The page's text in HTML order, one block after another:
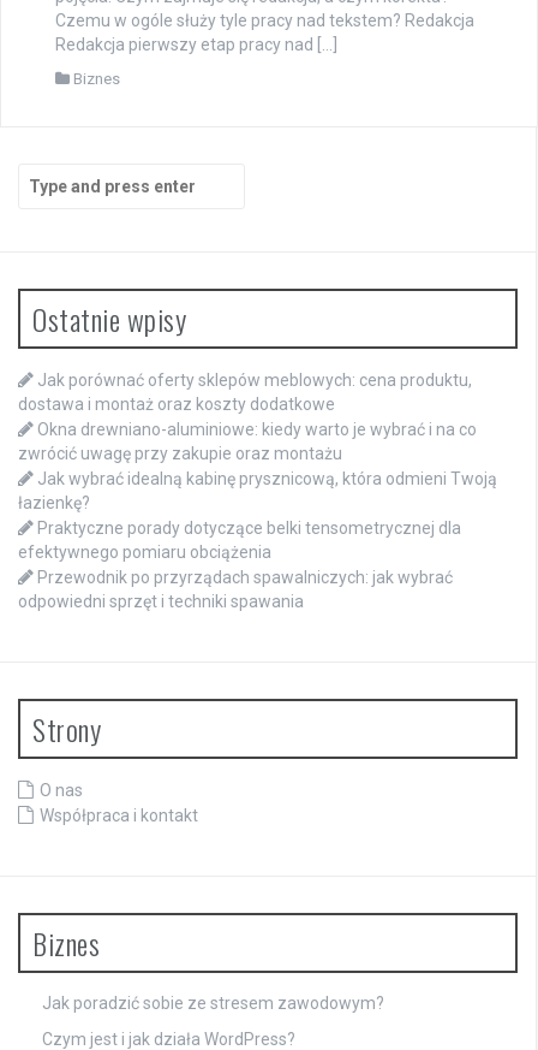
Czemu w ogóle służy tyle pracy nad tekstem? Redakcja
Redakcja pierwszy etap pracy nad […]
Biznes
for:
Ostatnie wpisy
Jak porównać oferty sklepów meblowych: cena produktu,
dostawa i montaż oraz koszty dodatkowe
Okna drewniano-aluminiowe: kiedy warto je wybrać i na co
zwrócić uwagę przy zakupie oraz montażu
Jak wybrać idealną kabinę prysznicową, która odmieni Twoją
łazienkę?
Praktyczne porady dotyczące belki tensometrycznej dla
efektywnego pomiaru obciążenia
Przewodnik po przyrządach spawalniczych: jak wybrać
odpowiedni sprzęt i techniki spawania
Strony
O nas
Współpraca i kontakt
Biznes
Jak poradzić sobie ze stresem zawodowym?
Czym jest i jak działa WordPress?